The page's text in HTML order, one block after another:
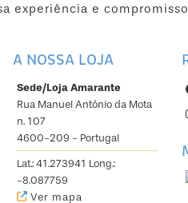
experiência e
A NOSSA LOJA
Sede/Loja Amarante
Rua Manuel António da Mota
n. 107
4600-209 - Portugal
Lat.: 41.273941 Long.:
-8.087759
Ver mapa